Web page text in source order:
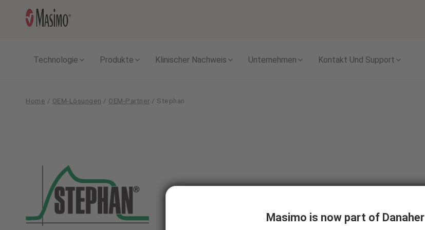
Technologie Produkte Klinischer Nachweis Unternehmen Kontakt Und Support
Home / OEM-Lösungen / OEM-Partner / Stephan
Stephan
Masimo is now part of Danaher